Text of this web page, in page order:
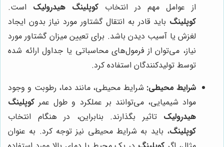
از عوامل مهم در انتخاب کوپلینگ هیدرولیک است.
کوپلینگ باید قادر به انتقال گشتاور مورد نیاز بدون ایجاد
لغزش یا آسیب دیدن باشد. برای تعیین میزان گشتاور مورد
نیاز، می‌توان از فرمول‌های محاسباتی یا جداول ارائه شده
توسط تولیدکنندگان استفاده کرد.
شرایط محیطی: شرایط محیطی، مانند دما، رطوبت و وجود
مواد شیمیایی، می‌توانند بر عملکرد و طول عمر کوپلینگ
هیدرولیک تاثیر بگذارند. بنابراین، در هنگام انتخاب
کوپلینگ، باید به شرایط محیطی نیز توجه کرد. به عنوان